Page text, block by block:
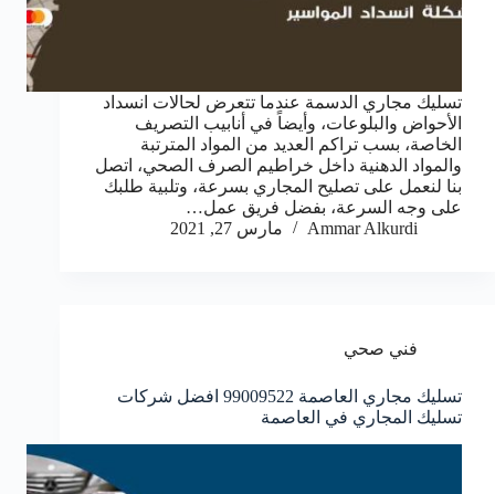
تسليك مجاري الدسمة عندما تتعرض لحالات انسداد
الأحواض والبلوعات، وأيضاً في أنابيب التصريف
الخاصة، بسب تراكم العديد من المواد المترتبة
والمواد الدهنية داخل خراطيم الصرف الصحي، اتصل
بنا لنعمل على تصليح المجاري بسرعة، وتلبية طلبك
على وجه السرعة، بفضل فريق عمل…
Ammar Alkurdi
مارس 27, 2021
فني صحي
تسليك مجاري العاصمة 99009522 افضل شركات
تسليك المجاري في العاصمة